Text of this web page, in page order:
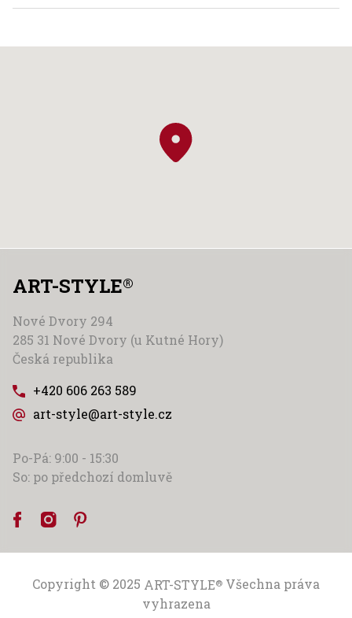
ART-STYLE®
Nové Dvory 294
285 31 Nové Dvory (u Kutné Hory)
Česká republika
+420 606 263 589
art-style@art-style.cz
Po-Pá: 9:00 - 15:30
So: po předchozí domluvě
Copyright © 2025 ART-STYLE® Všechna práva
vyhrazena